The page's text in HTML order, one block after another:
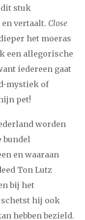
dit stuk
vertaalt. Close
het moeras
een allegorische
iedereen gaat
mystiek of
pet!
worden
bundel
en waaraan
Ton Lutz
bij het
hij ook
hebben bezield.